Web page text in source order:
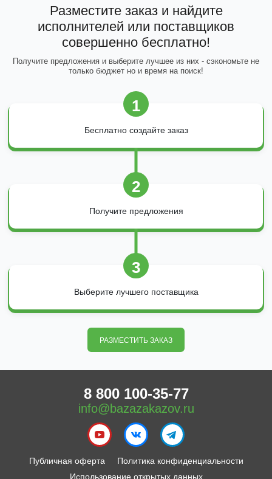
Разместите заказ и найдите
исполнителей или поставщиков
совершенно бесплатно!
Получите предложения и выберите лучшее из них - сэкономьте не
только бюджет но и время на поиск!
1
Бесплатно создайте заказ
2
Получите предложения
3
Выберите лучшего поставщика
РАЗМЕСТИТЬ ЗАКАЗ
Публичная оферта
Политика конфиденциальности
Использование открытых данных
8 800 100-35-77
info@bazazakazov.ru